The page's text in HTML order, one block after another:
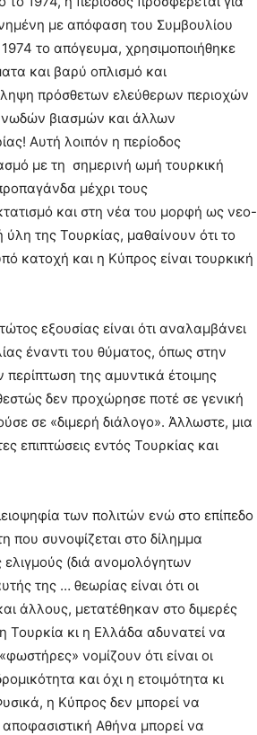
με απόφαση του Συμβουλίου
το απόγευμα, χρησιμοποιήθηκε
και βαρύ οπλισμό και
πρόσθετων ελεύθερων περιοχών
βιασμών και άλλων
Αυτή λοιπόν η περίοδος
με τη σημερινή ωμή τουρκική
μέχρι τους
και στη νέα του μορφή ως νεο-
της Τουρκίας, μαθαίνουν ότι το
κατοχή και η Κύπρος είναι τουρκική
εξουσίας είναι ότι αναλαμβάνει
έναντι του θύματος, όπως στην
της αμυντικά έτοιμης
δεν προχώρησε ποτέ σε γενική
σε «διμερή διάλογο». Άλλωστε, μια
επιπτώσεις εντός Τουρκίας και
των πολιτών ενώ στο επίπεδο
που συνοψίζεται στο δίλημμα
ελιγμούς (διά ανομολόγητων
της … θεωρίας είναι ότι οι
άλλους, μετατέθηκαν στο διμερές
Τουρκία κι η Ελλάδα αδυνατεί να
νομίζουν ότι είναι οι
και όχι η ετοιμότητα κι
η Κύπρος δεν μπορεί να
Αθήνα μπορεί να